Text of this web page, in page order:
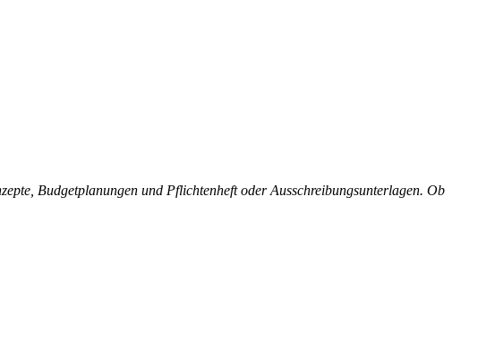
Budgetplanungen und Pflichtenheft oder Ausschreibungsunterlagen. Ob